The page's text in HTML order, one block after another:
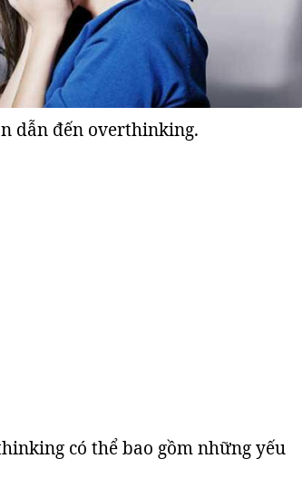
dẫn đến overthinking.
có thể bao gồm những yếu